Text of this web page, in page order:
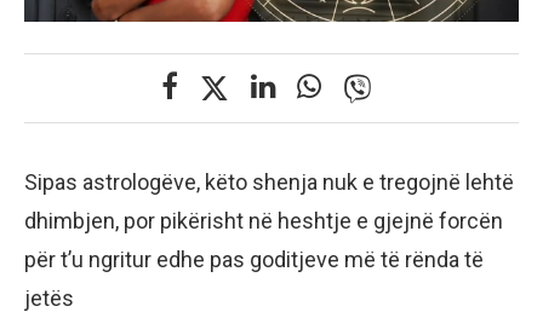
Sipas astrologëve, këto shenja nuk e tregojnë lehtë
dhimbjen, por pikërisht në heshtje e gjejnë forcën
për t’u ngritur edhe pas goditjeve më të rënda të
jetës